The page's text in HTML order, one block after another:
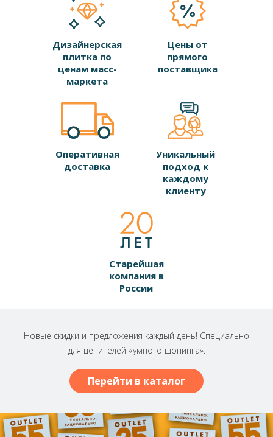
Дизайнерская
плитка по
ценам масс-
маркета
Цены от
прямого
поставщика
Оперативная
доставка
Уникальный
подход к
каждому
клиенту
Старейшая
компания в
России
Новые скидки и предложения каждый день! Специально
для ценителей «умного шопинга».
Перейти в каталог